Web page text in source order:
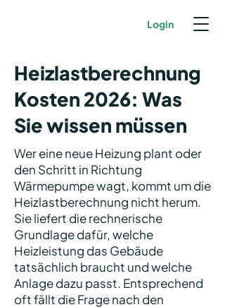
Login
Heizlastberechnung
Kosten 2026: Was
Sie wissen müssen
Wer eine neue Heizung plant oder
den Schritt in Richtung
Wärmepumpe wagt, kommt um die
Heizlastberechnung nicht herum.
Sie liefert die rechnerische
Grundlage dafür, welche
Heizleistung das Gebäude
tatsächlich braucht und welche
Anlage dazu passt. Entsprechend
oft fällt die Frage nach den